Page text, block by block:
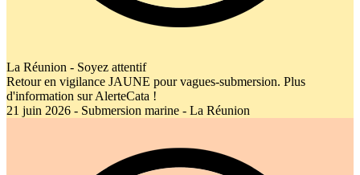
La Réunion - Soyez attentif
Retour en vigilance JAUNE pour vagues-submersion. Plus
d'information sur AlerteCata !
21 juin 2026 - Submersion marine - La Réunion